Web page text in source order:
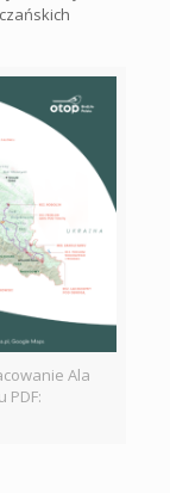
Ala
PDF: